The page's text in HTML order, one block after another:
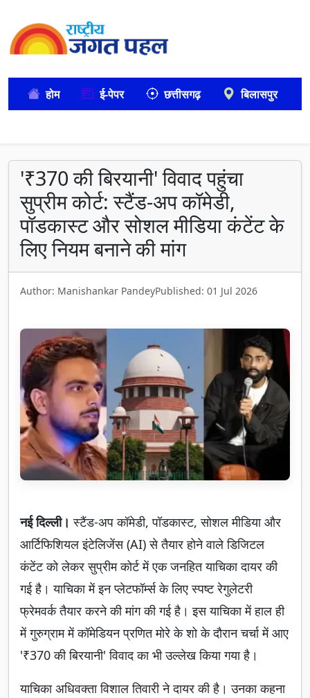
होम ई-पेपर छत्तीसगढ़ बिलासपुर
'₹370 की बिरयानी' विवाद पहुंचा
सुप्रीम कोर्ट: स्टैंड-अप कॉमेडी,
पॉडकास्ट और सोशल मीडिया कंटेंट के
लिए नियम बनाने की मांग
Author: Manishankar PandeyPublished: 01 Jul 2026
नई दिल्ली।स्टैंड-अप कॉमेडी, पॉडकास्ट, सोशल मीडिया और
आर्टिफिशियल इंटेलिजेंस (AI) से तैयार होने वाले डिजिटल
कंटेंट को लेकर सुप्रीम कोर्ट में एक जनहित याचिका दायर की
गई है। याचिका में इन प्लेटफॉर्म्स के लिए स्पष्ट रेगुलेटरी
फ्रेमवर्क तैयार करने की मांग की गई है। इस याचिका में हाल ही
में गुरुग्राम में कॉमेडियन प्रणित मोरे के शो के दौरान चर्चा में आए
'₹370 की बिरयानी' विवाद का भी उल्लेख किया गया है।
याचिका अधिवक्ता विशाल तिवारी ने दायर की है। उनका कहना